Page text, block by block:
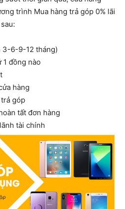
trình Mua hàng trả góp 0% lãi
3-6-9-12 tháng)
1 đồng nào
hàng
góp
tất đơn hàng
tài chính